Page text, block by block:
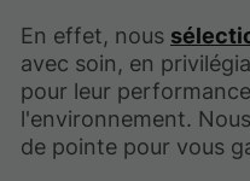
En effet, nous
avec soin, en
pour leur
l'environnement.
de pointe pour vous